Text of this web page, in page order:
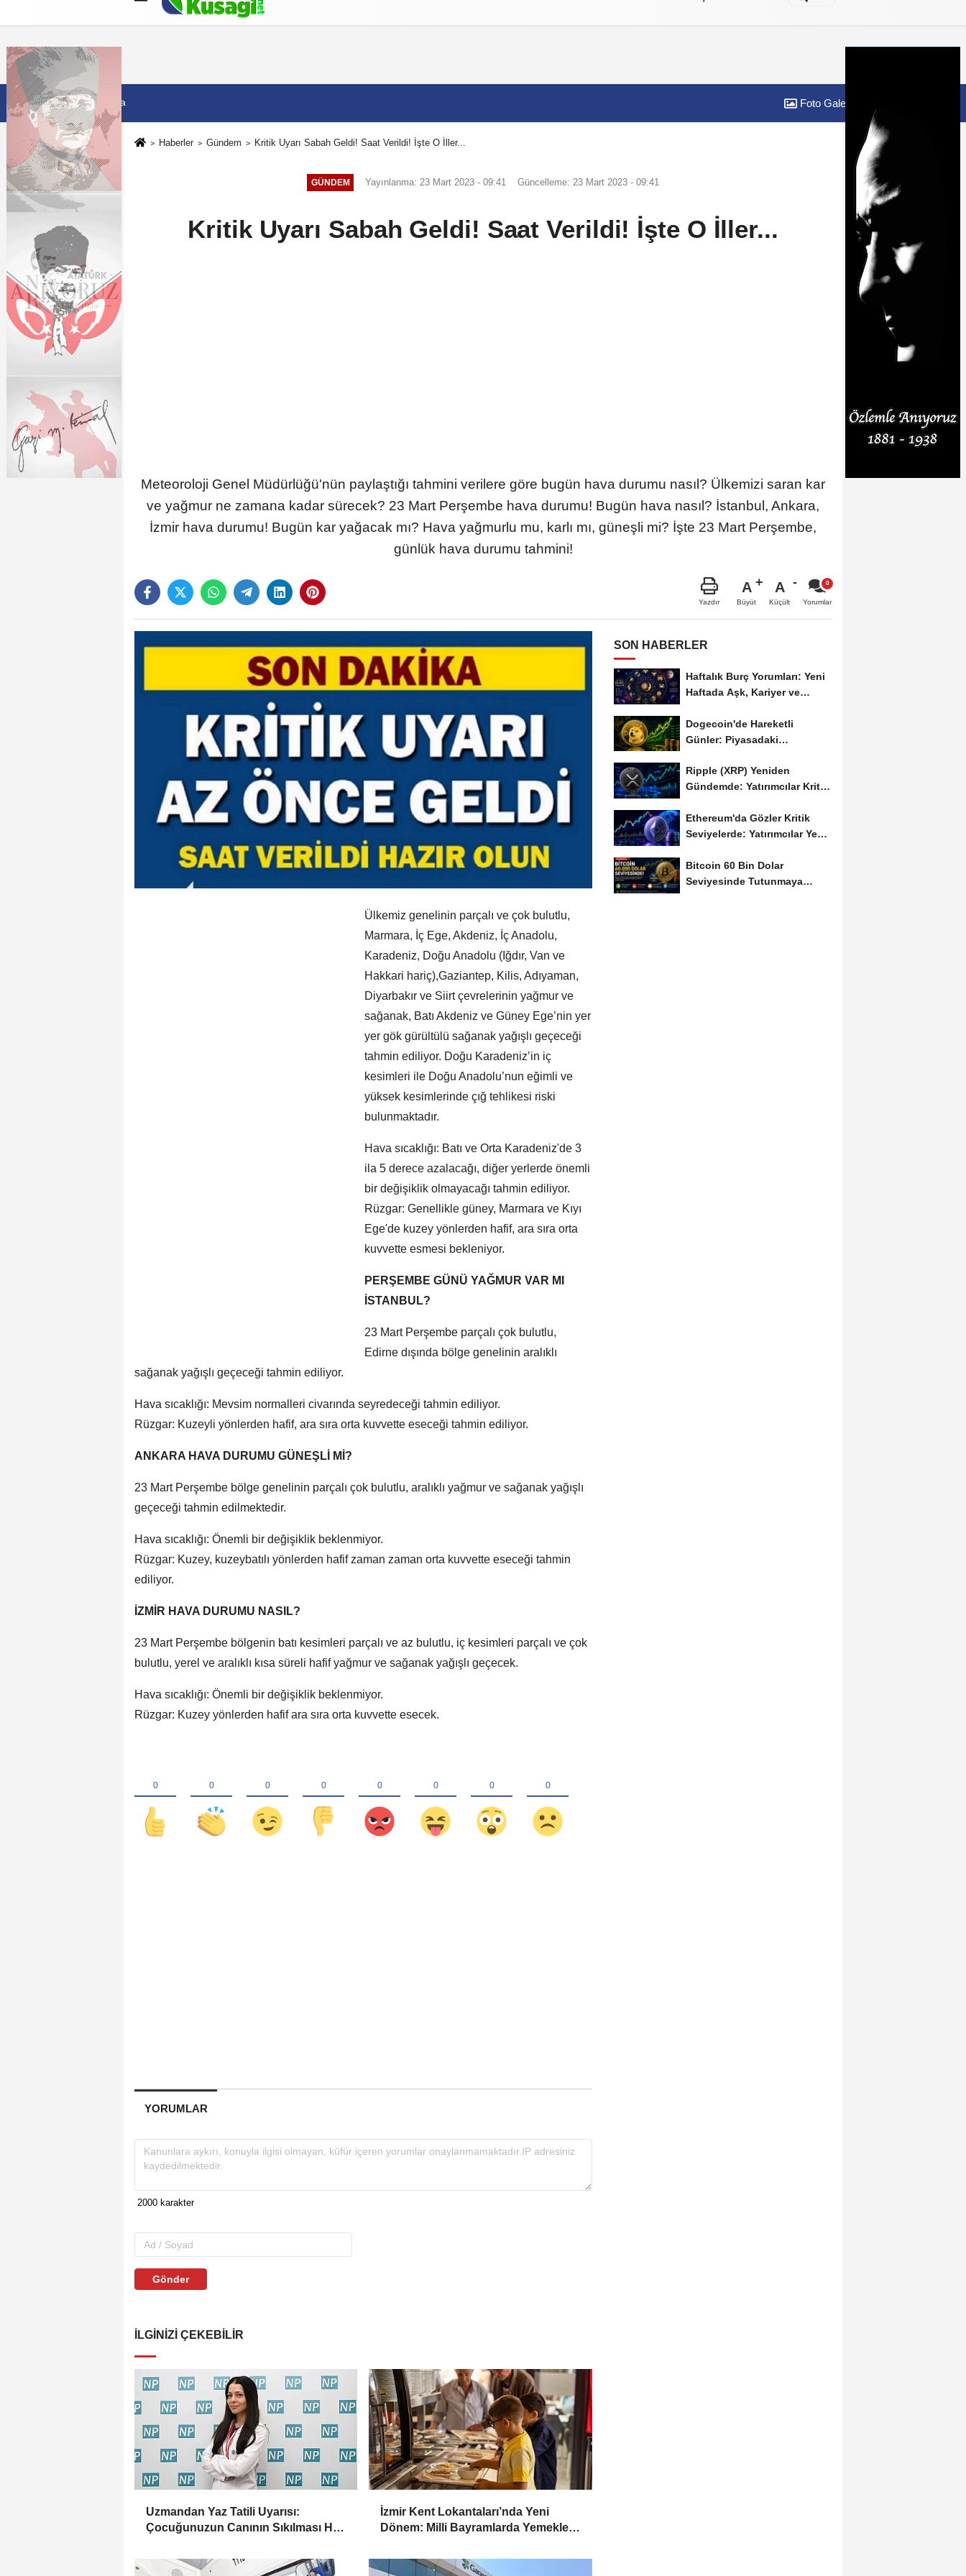
Künye İletişim Çerez Politikası
7 Ağustos 2026, Cuma Foto Galeri
Haberler Gündem Kritik Uyarı Sabah Geldi! Saat Verildi! İşte O İller...
GÜNDEM Yayınlanma: 23 Mart 2023 - 09:41 Güncelleme: 23 Mart 2023 - 09:41
Kritik Uyarı Sabah Geldi! Saat Verildi! İşte O İller...
Meteoroloji Genel Müdürlüğü'nün paylaştığı tahmini verilere göre bugün hava durumu nasıl? Ülkemizi saran kar
ve yağmur ne zamana kadar sürecek? 23 Mart Perşembe hava durumu! Bugün hava nasıl? İstanbul, Ankara,
İzmir hava durumu! Bugün kar yağacak mı? Hava yağmurlu mu, karlı mı, güneşli mi? İşte 23 Mart Perşembe,
günlük hava durumu tahmini!
Yazdır
A
Büyüt
A
Küçült Yorumlar
Ülkemiz genelinin parçalı ve çok bulutlu,
Marmara, İç Ege, Akdeniz, İç Anadolu,
Karadeniz, Doğu Anadolu (Iğdır, Van ve
Hakkari hariç),Gaziantep, Kilis, Adıyaman,
Diyarbakır ve Siirt çevrelerinin yağmur ve
sağanak, Batı Akdeniz ve Güney Ege’nin yer
yer gök gürültülü sağanak yağışlı geçeceği
tahmin ediliyor. Doğu Karadeniz’in iç
kesimleri ile Doğu Anadolu’nun eğimli ve
yüksek kesimlerinde çığ tehlikesi riski
bulunmaktadır.
Hava sıcaklığı: Batı ve Orta Karadeniz'de 3
ila 5 derece azalacağı, diğer yerlerde önemli
bir değişiklik olmayacağı tahmin ediliyor.
Rüzgar: Genellikle güney, Marmara ve Kıyı
Ege'de kuzey yönlerden hafif, ara sıra orta
kuvvette esmesi bekleniyor.
PERŞEMBE GÜNÜ YAĞMUR VAR MI
İSTANBUL?
23 Mart Perşembe parçalı çok bulutlu,
Edirne dışında bölge genelinin aralıklı
sağanak yağışlı geçeceği tahmin ediliyor.
Hava sıcaklığı: Mevsim normalleri civarında seyredeceği tahmin ediliyor.
Rüzgar: Kuzeyli yönlerden hafif, ara sıra orta kuvvette eseceği tahmin ediliyor.
ANKARA HAVA DURUMU GÜNEŞLİ Mİ?
23 Mart Perşembe bölge genelinin parçalı çok bulutlu, aralıklı yağmur ve sağanak yağışlı
geçeceği tahmin edilmektedir.
Hava sıcaklığı: Önemli bir değişiklik beklenmiyor.
Rüzgar: Kuzey, kuzeybatılı yönlerden hafif zaman zaman orta kuvvette eseceği tahmin
ediliyor.
İZMİR HAVA DURUMU NASIL?
23 Mart Perşembe bölgenin batı kesimleri parçalı ve az bulutlu, iç kesimleri parçalı ve çok
bulutlu, yerel ve aralıklı kısa süreli hafif yağmur ve sağanak yağışlı geçecek.
Hava sıcaklığı: Önemli bir değişiklik beklenmiyor.
Rüzgar: Kuzey yönlerden hafif ara sıra orta kuvvette esecek.
YORUMLAR
Gönder
İLGINIZI ÇEKEBILIR
Uzmandan Yaz Tatili Uyarısı:
Çocuğunuzun Canının Sıkılması Her
İzmir Kent Lokantaları’nda Yeni
Dönem: Milli Bayramlarda Yemekler
SON HABERLER
Haftalık Burç Yorumları: Yeni
Haftada Aşk, Kariyer ve
Dogecoin'de Hareketli
Günler: Piyasadaki
de...
Ripple (XRP) Yeniden
Gündemde: Yatırımcılar Kritik
Ethereum'da Gözler Kritik
Seviyelerde: Yatırımcılar Yeni
Bitcoin 60 Bin Dolar
Seviyesinde Tutunmaya